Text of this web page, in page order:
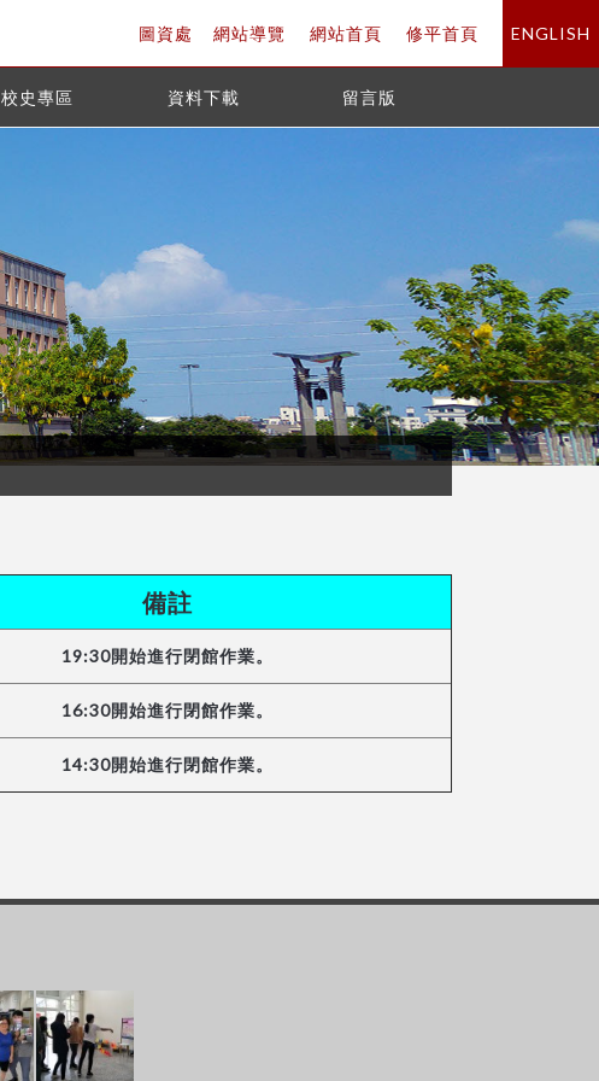
圖資處 網站導覽 網站首頁 修平首頁 ENGLISH
校史專區 資料下載 留言版
備註
19:30開始進行閉館作業。
16:30開始進行閉館作業。
14:30開始進行閉館作業。